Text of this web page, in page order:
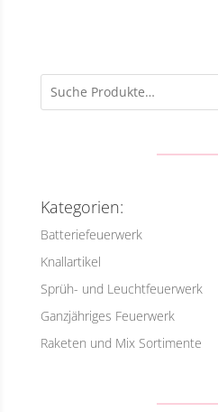
Kategorien:
Batteriefeuerwerk
Knallartikel
Sprüh- und Leuchtfeuerwerk
Ganzjähriges Feuerwerk
Raketen und Mix Sortimente